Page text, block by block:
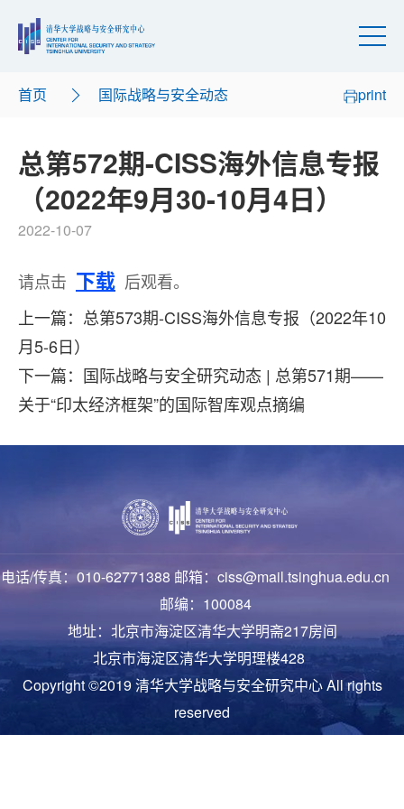
首页 国际战略与安全动态 print
总第572期-CISS海外信息专报
（2022年9月30-10月4日）
2022-10-07
请点击 下载 后观看。
上一篇：总第573期-CISS海外信息专报（2022年10
月5-6日）
下一篇：国际战略与安全研究动态 | 总第571期——
关于“印太经济框架”的国际智库观点摘编
电话/传真：010-62771388 邮箱：ciss@mail.tsinghua.edu.cn
邮编：100084
地址：北京市海淀区清华大学明斋217房间
北京市海淀区清华大学明理楼428
Copyright ©2019 清华大学战略与安全研究中心 All rights
reserved